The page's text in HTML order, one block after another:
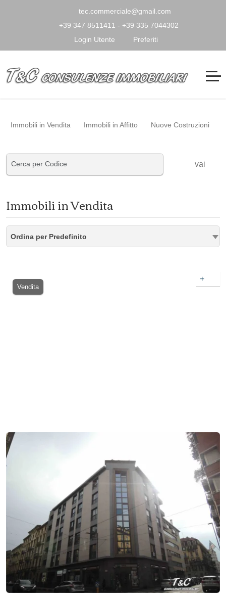
tec.commerciale@gmail.com
+39 347 8511411 - +39 335 7044302
Login Utente
Preferiti
Immobili in Vendita Immobili in Affitto Nuove Costruzioni
vai
Immobili in Vendita
Ordina per Predefinito
Vendita
+